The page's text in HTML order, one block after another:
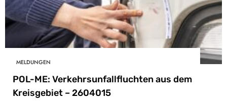
MELDUNGEN
POL-ME: Verkehrsunfallfluchten aus dem
Kreisgebiet – 2604015